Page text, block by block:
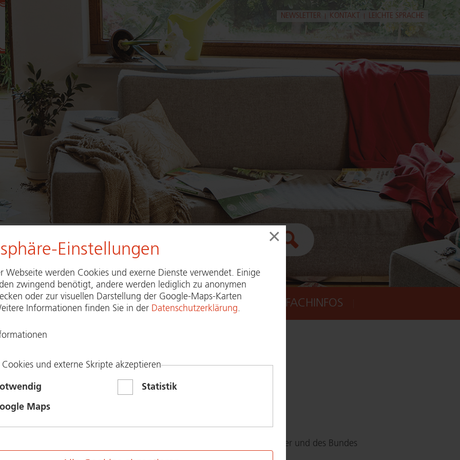
Einstellungen
Webseite werden Cookies und exerne Dienste verwendet. Einige
zwingend benötigt, andere werden lediglich zu anonymen
oder zur visuellen Darstellung der Google-Maps-Karten
Informationen finden Sie in der Datenschutzerklärung.
Cookies und externe Skripte akzeptieren
Statistik
Maps
×
Me­t­ana­vi­ga­ti­onNEWSLETTER KONTAKT LEICHTE SPRACHE
Suche ausführen
PART­NER­BE­REICH INITIATIVE PRESSE FACHINFOS
mit Be­we­gungs­mel­der - Pressebild
Polizeiliche Kri­mi­nal­prä­ven­ti­on der Länder und des Bundes